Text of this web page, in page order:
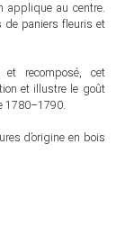
applique au centre.
de paniers fleuris et
et recomposé, cet
et illustre le goût
1780–1790.
d’origine en bois